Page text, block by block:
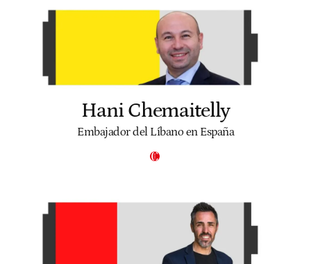
Hani Chemaitelly
Embajador del Líbano en España